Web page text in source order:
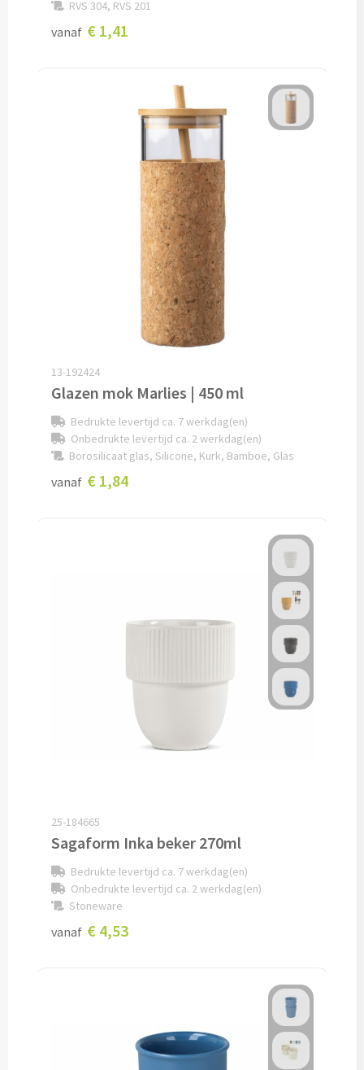
Softshell jassen bedrukken
Sport T-shirts bedrukken
Sportshorts bedrukken
Training- & Joggingbroeken bedrukken
Golfkleding bedrukken
Caps bedrukken
Zonnehoedjes bedrukken
Zonnekleppen bedrukken
Custom made zonnehoedjes
Custom made bandana's
Mutsen, Sjaals & Handschoenen
Mutsen bedrukken
Wintersets bedrukken
RVS 304, RVS 201
vanaf € 1,41
13-192424
Glazen mok Marlies | 450 ml
Bedrukte levertijd ca. 7 werkdag(en)
Onbedrukte levertijd ca. 2 werkdag(en)
Borosilicaat glas, Silicone, Kurk, Bamboe, Glas
vanaf € 1,84
25-184665
Sagaform Inka beker 270ml
Bedrukte levertijd ca. 7 werkdag(en)
Onbedrukte levertijd ca. 2 werkdag(en)
Stoneware
vanaf € 4,53